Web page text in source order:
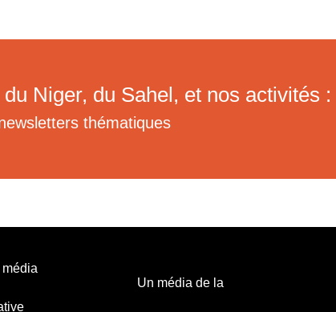
Niger, du Sahel, et nos activités :
thématiques
Un média de la